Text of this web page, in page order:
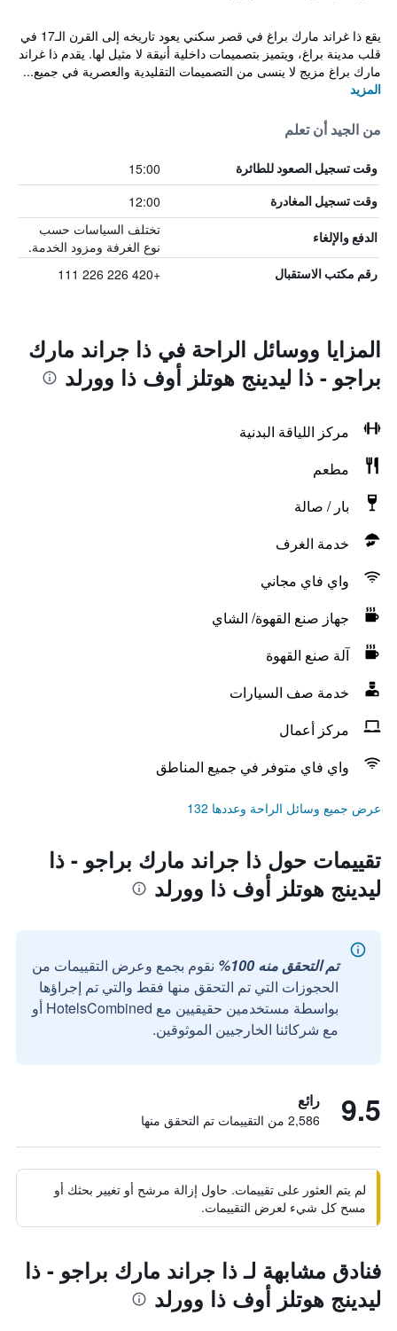
يقع ذا غراند مارك براغ في قصر سكني يعود تاريخه إلى القرن الـ17 في
قلب مدينة براغ، ويتميز بتصميمات داخلية أنيقة لا مثيل لها. يقدم ذا غراند
مارك براغ مزيج لا ينسى من التصميمات التقليدية والعصرية في جميع...
المزيد
من الجيد أن تعلم
وقت تسجيل الصعود للطائرة 15:00
وقت تسجيل المغادرة 12:00
الدفع والإلغاء
تختلف السياسات حسب
نوع الغرفة ومزود الخدمة.
رقم مكتب الاستقبال +420 226 226 111
المزايا ووسائل الراحة في ذا جراند مارك
براجو - ذا ليدينج هوتلز أوف ذا وورلد
مركز اللياقة البدنية
مطعم
بار / صالة
خدمة الغرف
واي فاي مجاني
جهاز صنع القهوة/ الشاي
آلة صنع القهوة
خدمة صف السيارات
مركز أعمال
واي فاي متوفر في جميع المناطق
عرض جميع وسائل الراحة وعددها 132
تقييمات حول ذا جراند مارك براجو - ذا
ليدينج هوتلز أوف ذا وورلد
تم التحقق منه 100%
نقوم بجمع وعرض التقييمات من
الحجوزات التي تم التحقق منها فقط والتي تم إجراؤها
بواسطة مستخدمين حقيقيين مع HotelsCombined أو
مع شركائنا الخارجيين الموثوقين.
9.5 رائع
2,586 من التقييمات تم التحقق منها
لم يتم العثور على تقييمات. حاول إزالة مرشح أو تغيير بحثك أو
مسح كل شيء لعرض التقييمات.
فنادق مشابهة لـ ذا جراند مارك براجو - ذا
ليدينج هوتلز أوف ذا وورلد